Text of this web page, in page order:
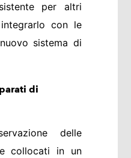
per altri
con le
sistema di
di
delle
collocati in un